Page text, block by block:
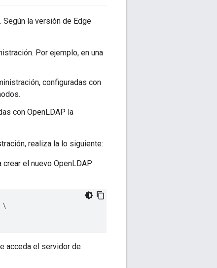
la versión de Edge
Por ejemplo, en una
configuradas con
con OpenLDAP la
realiza la lo siguiente:
el nuevo OpenLDAP
\
acceda el servidor de